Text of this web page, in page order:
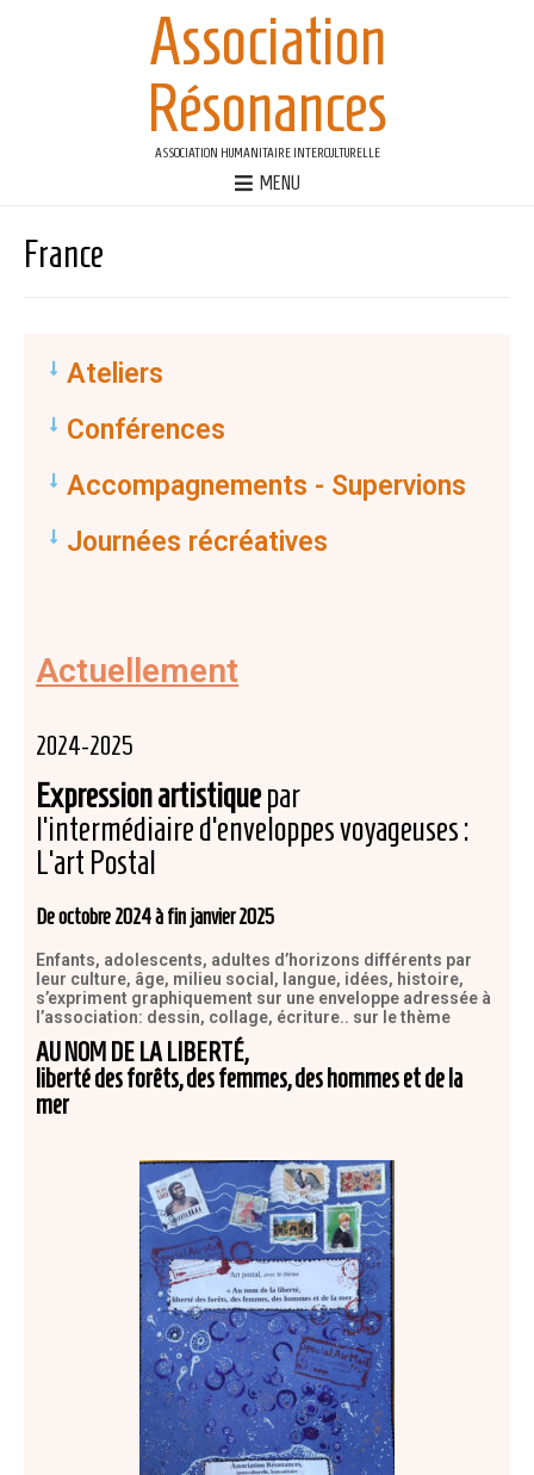
Association
Résonances
ASSOCIATION HUMANITAIRE INTERCULTURELLE
MENU
France
Ateliers
Conférences
Accompagnements - Supervions
Journées récréatives
Actuellement
2024-2025
Expression artistiquepar
l’intermédiaire d’enveloppes voyageuses :
L’art Postal
De octobre 2024 à fin janvier 2025
Enfants, adolescents, adultes d’horizons différents par
leur culture, âge, milieu social, langue, idées, histoire,
s’expriment graphiquement sur une enveloppe adressée à
l’association: dessin, collage, écriture.. sur le thème
AU NOM DE LA LIBERTÉ,
liberté des forêts, des femmes, des hommes et de la
mer